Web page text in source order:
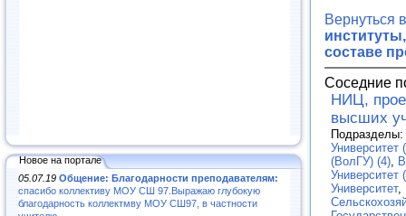
Новое на портале
05.07.19 Общение: Благодарности преподавателям:
спасибо коллективу МОУ СШ 97.Выражаю глубокую
благодарность коллектмву МОУ СШ97, в частности
Вернуться
составе
Соседние
НИЦ,
высших
Подразделы:
Университет
(ВолГУ) (4),
Университет
Университет,